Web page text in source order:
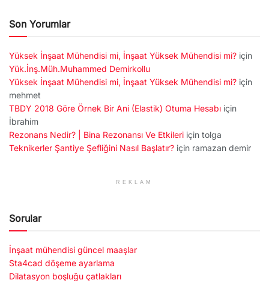
Son Yorumlar
Yüksek İnşaat Mühendisi mi, İnşaat Yüksek Mühendisi mi? için
Yük.İnş.Müh.Muhammed Demirkollu
Yüksek İnşaat Mühendisi mi, İnşaat Yüksek Mühendisi mi? için
mehmet
TBDY 2018 Göre Örnek Bir Ani (Elastik) Otuma Hesabı için
İbrahim
Rezonans Nedir? | Bina Rezonansı Ve Etkileri için tolga
Teknikerler Şantiye Şefliğini Nasıl Başlatır? için ramazan demir
REKLAM
Sorular
İnşaat mühendisi güncel maaşlar
Sta4cad döşeme ayarlama
Dilatasyon boşluğu çatlakları